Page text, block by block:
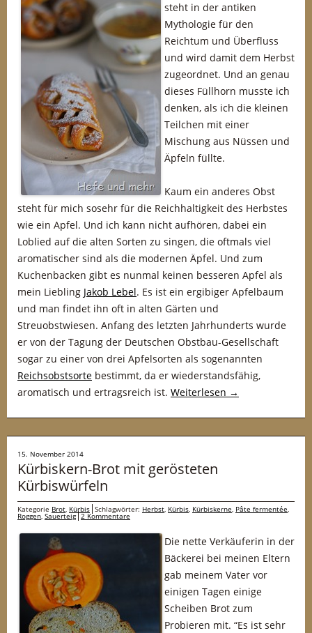
steht in der antiken
Mythologie für den
Reichtum und Überfluss
und wird damit dem Herbst
zugeordnet. Und an genau
dieses Füllhorn musste ich
denken, als ich die kleinen
Teilchen mit einer
Mischung aus Nüssen und
Äpfeln füllte.
Kaum ein anderes Obst
steht für mich sosehr für die Reichhaltigkeit des Herbstes
wie ein Apfel. Und ich kann nicht aufhören, dabei ein
Loblied auf die alten Sorten zu singen, die oftmals viel
aromatischer sind als die modernen Äpfel. Und zum
Kuchenbacken gibt es nunmal keinen besseren Apfel als
mein Liebling Jakob Lebel. Es ist ein ergibiger Apfelbaum
und man findet ihn oft in alten Gärten und
Streuobstwiesen. Anfang des letzten Jahrhunderts wurde
er von der Tagung der Deutschen Obstbau-Gesellschaft
sogar zu einer von drei Apfelsorten als sogenannten
Reichsobstsorte bestimmt, da er wiederstandsfähig,
aromatisch und ertragsreich ist. Weiterlesen →
15. November 2014
Kürbiskern-Brot mit gerösteten
Kürbiswürfeln
Kategorie Brot, Kürbis Schlagwörter: Herbst, Kürbis, Kürbiskerne, Pâte fermentée,
Roggen, Sauerteig 2 Kommentare
Die nette Verkäuferin in der
Bäckerei bei meinen Eltern
gab meinem Vater vor
einigen Tagen einige
Scheiben Brot zum
Probieren mit. “Es ist sehr